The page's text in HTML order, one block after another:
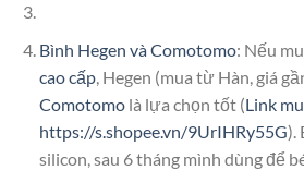
Bình Hegen và Comotomo: Nếu
cao cấp, Hegen (mua từ Hàn, giá
Comotomolà lựa chọn tốt (Link
https://s.shopee.vn/9UrIHRy55G).
silicon, sau 6 tháng mình dùng để